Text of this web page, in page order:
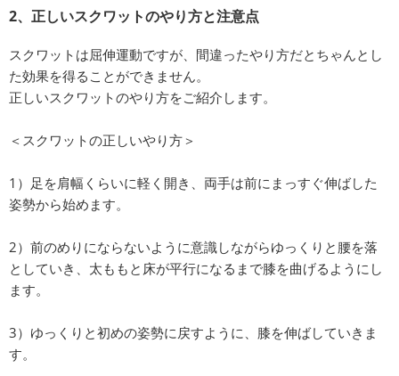
2、正しいスクワットのやり方と注意点
スクワットは屈伸運動ですが、間違ったやり方だとちゃんとし
た効果を得ることができません。
正しいスクワットのやり方をご紹介します。
＜スクワットの正しいやり方＞
1）足を肩幅くらいに軽く開き、両手は前にまっすぐ伸ばした
姿勢から始めます。
2）前のめりにならないように意識しながらゆっくりと腰を落
としていき、太ももと床が平行になるまで膝を曲げるようにし
ます。
3）ゆっくりと初めの姿勢に戻すように、膝を伸ばしていきま
す。